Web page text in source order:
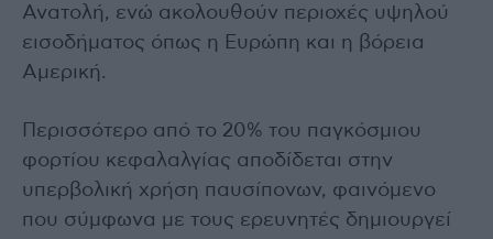
Ανατολή, ενώ ακολουθούν περιοχές υψηλού
εισοδήματος όπως η Ευρώπη και η βόρεια
Αμερική.
Περισσότερο από το 20% του παγκόσμιου
φορτίου κεφαλαλγίας αποδίδεται στην
υπερβολική χρήση παυσίπονων, φαινόμενο
που σύμφωνα με τους ερευνητές δημιουργεί